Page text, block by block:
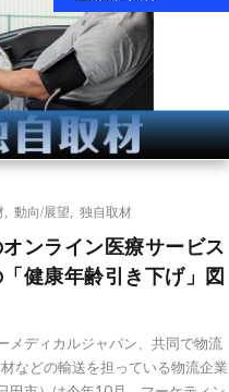
動向/展望 独自取材
オンライン医療サービス
健康年齢引き下げ」図
メディカルジャパン、共同で物流
などの輸送を担っている物流企業